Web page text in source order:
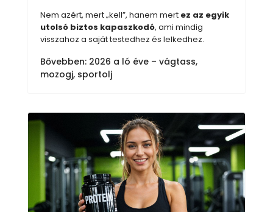
Nem azért, mert „kell”, hanem mert ez az egyik
utolsó biztos kapaszkodó, ami mindig
visszahoz a saját testedhez és lelkedhez.
Bővebben: 2026 a ló éve – vágtass,
mozogj, sportolj